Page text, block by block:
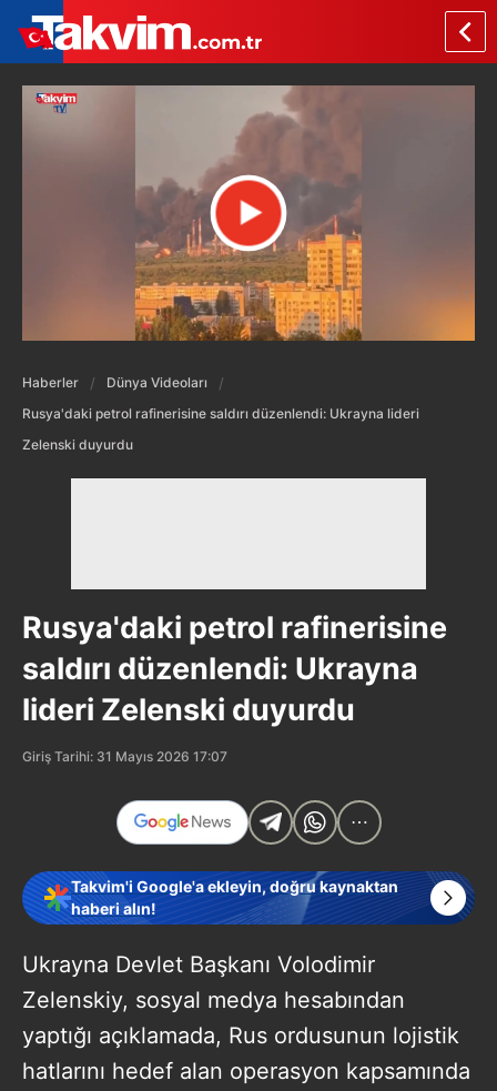
Haberler
Dünya Videoları
Rusya'daki petrol rafinerisine saldırı düzenlendi: Ukrayna lideri
Zelenski duyurdu
Rusya'daki petrol rafinerisine
saldırı düzenlendi: Ukrayna
lideri Zelenski duyurdu
Giriş Tarihi: 31 Mayıs 2026 17:07
Takvim'i Google'a ekleyin, doğru kaynaktan
haberi alın!
Ukrayna Devlet Başkanı Volodimir
Zelenskiy, sosyal medya hesabından
yaptığı açıklamada, Rus ordusunun lojistik
hatlarını hedef alan operasyon kapsamında